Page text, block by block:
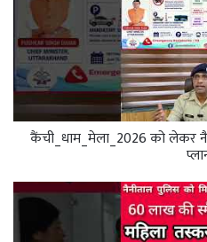
कैंची_धाम_मेला_2026 को लेकर